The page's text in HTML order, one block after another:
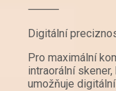
⸻
Digitální
Pro maximální
intraorální
umožňuje